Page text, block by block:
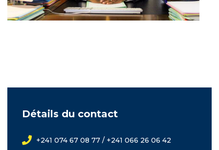
Détails du contact
+241 074 67 08 77 / +241 066 26 06 42